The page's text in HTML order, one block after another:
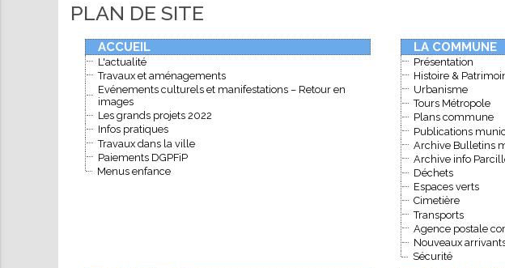
PLAN DE SITE
ACCUEIL
L'actualité
Travaux et aménagements
Evénements culturels et manifestations – Retour en
images
Les grands projets 2022
Infos pratiques
Travaux dans la ville
Paiements DGPFiP
Menus enfance
LA COMMUNE
Présentation
Histoire &
Urbanisme
Tours Métropole
Plans commune
Publications
Archive Bulletins
Archive info
Déchets
Espaces verts
Cimetière
Transports
Agence postale
Nouveaux
Sécurité